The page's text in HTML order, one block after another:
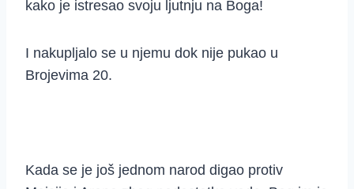
kako je istresao svoju ljutnju na Boga!
I nakupljalo se u njemu dok nije pukao u
Brojevima 20.
Kada se je još jednom narod digao protiv